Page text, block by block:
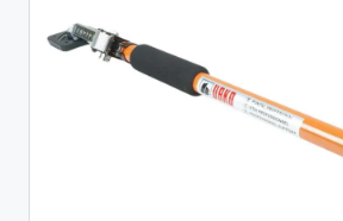
Palvelut